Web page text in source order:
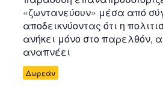
«ζωντανεύουν» μέσα από
αποδεικνύοντας ότι η
ανήκει μόνο στο παρελθόν,
αναπνέει
Δωρεάν